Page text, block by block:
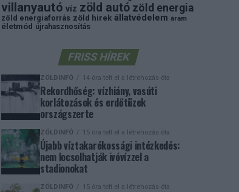
villanyautó víz zöld autó zöld energia
zöld energiaforrás zöld hirek állatvédelem áram
életmód újrahasznosítás
FRISS HÍREK
ZÖLDINFÓ 14 óra telt el a létrehozás óta
Rekordhőség: vízhiány, vasúti
korlátozások és erdőtüzek
országszerte
ZÖLDINFÓ 15 óra telt el a létrehozás óta
Újabb víztakarékossági intézkedés:
nem locsolhatják ivóvízzel a
stadionokat
ZÖLDINFÓ 15 óra telt el a létrehozás óta